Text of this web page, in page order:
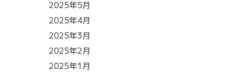
2025年5月
2025年4月
2025年3月
2025年2月
2025年1月